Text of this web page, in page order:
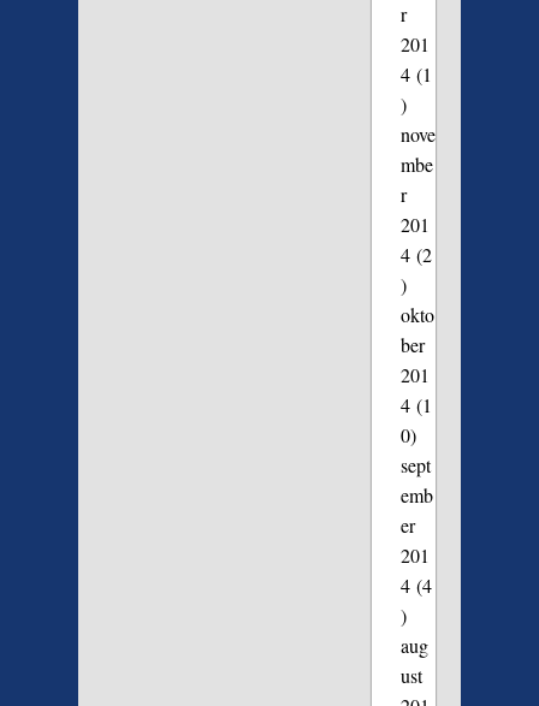
r
201
4(1
)
nove
mbe
r
201
4(2
)
okto
ber
201
4(1
0)
sept
emb
er
201
4(4
)
aug
ust